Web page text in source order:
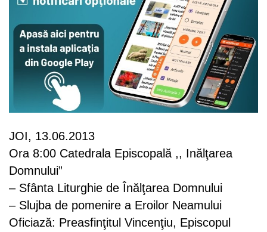
JOI, 13.06.2013
Ora 8:00 Catedrala Episcopală ,, Inălţarea
Domnului”
– Sfânta Liturghie de Înălţarea Domnului
– Slujba de pomenire a Eroilor Neamului
Oficiază: Preasfinţitul Vincenţiu, Episcopul